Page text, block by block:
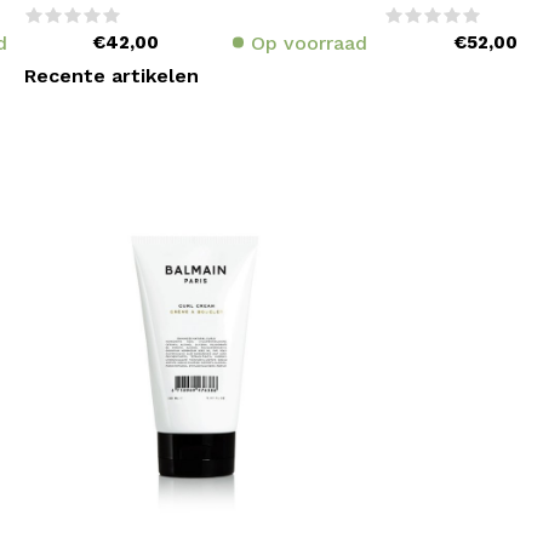
€42,00 Op voorraad €52,00
Recente artikelen